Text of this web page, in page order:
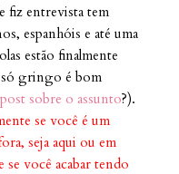
fiz entrevista tem
espanhóis e até uma
estão finalmente
só gringo é bom
sobre o assunto?).
se você é um
seja aqui ou em
você acabar tendo